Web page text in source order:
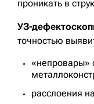
проникать в
УЗ-
точностью
«непровары»
расслоения